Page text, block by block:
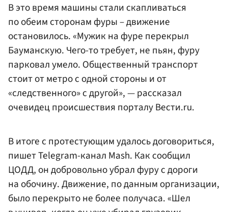
В это время машины стали скапливаться
по обеим сторонам фуры – движение
остановилось. «Мужик на фуре перекрыл
Бауманскую. Чего-то требует, не пьян, фуру
парковал умело. Общественный транспорт
стоит от метро с одной стороны и от
«следственного» с другой», — рассказал
очевидец происшествия порталу Вести.ru.
В итоге с протестующим удалось договориться,
пишет Telegram-канал Mash. Как сообщил
ЦОДД, он добровольно убрал фуру с дороги
на обочину. Движение, по данным организации,
было перекрыто не более получаса. «Шел